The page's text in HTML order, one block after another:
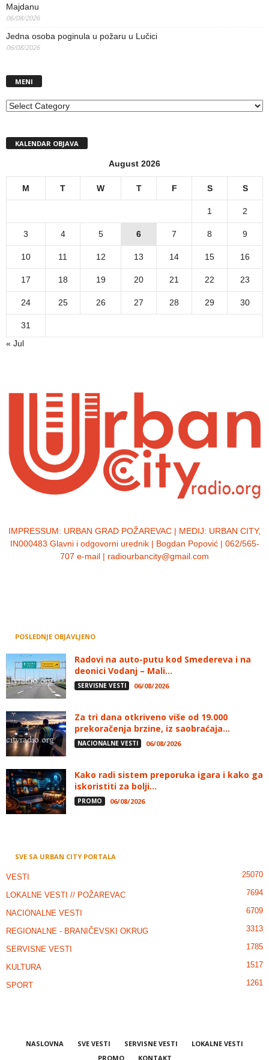
Majdanu
06/08/2026
Jedna osoba poginula u požaru u Lučici
06/08/2026
MENI
MENI
KALENDAR OBJAVA
August 2026
M T W T F S S
1 2
3 4 5 6 7 8 9
10 11 12 13 14 15 16
17 18 19 20 21 22 23
24 25 26 27 28 29 30
31
« Jul
IMPRESSUM: URBAN GRAD POŽAREVAC | MEDIJ: URBAN CITY,
IN000483 Glavni i odgovorni urednik | Bogdan Popović | 062/565-
707 e-mail | radiourbancity@gmail.com
POSLEDNJE OBJAVLJENO
Radovi na auto-putu kod Smedereva i na
deonici Vodanj – Mali...
SERVISNE VESTI 06/08/2026
Za tri dana otkriveno više od 19.000
prekoračenja brzine, iz saobraćaja...
NACIONALNE VESTI 06/08/2026
Kako radi sistem preporuka igara i kako ga
iskoristiti za bolji...
PROMO 06/08/2026
SVE SA URBAN CITY PORTALA
VESTI 25070
LOKALNE VESTI // POŽAREVAC 7694
NACIONALNE VESTI 6709
REGIONALNE - BRANIČEVSKI OKRUG 3313
SERVISNE VESTI 1785
KULTURA 1517
SPORT 1261
NASLOVNA SVE VESTI SERVISNE VESTI
LOKALNE VESTI
PROMO
KONTAKT